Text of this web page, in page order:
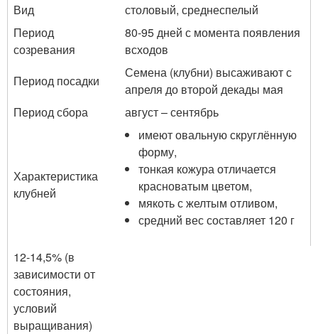
Вид
столовый, среднеспелый
Период
созревания
80-95 дней с момента появления
всходов
Период посадки
Семена (клубни) высаживают с
апреля до второй декады мая
Период сбора
август – сентябрь
Характеристика
клубней
имеют овальную скруглённую
форму,
тонкая кожура отличается
красноватым цветом,
мякоть с желтым отливом,
средний вес составляет 120 г
12-14,5% (в
зависимости от
состояния,
условий
выращивания)